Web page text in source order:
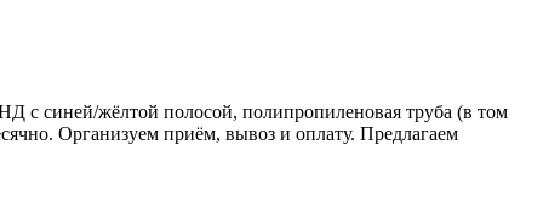
с синей/жёлтой полосой, полипропиленовая труба (в том
Организуем приём, вывоз и оплату. Предлагаем